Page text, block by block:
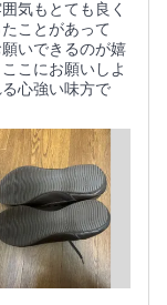
気もとても良く
ことがあって
いできるのが嬉
こにお願いしよ
心強い味方で